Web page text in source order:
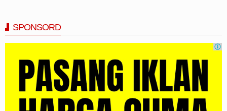
SPONSORD